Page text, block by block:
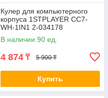
Кулер для компьютерного
корпуса 1STPLAYER CC7-
WH-1IN1 2-034178
В наличии 90 ед.
4 874 ₸ 5 900 ₸
Купить